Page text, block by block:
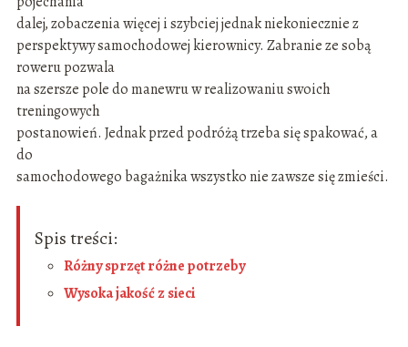
dalej, zobaczenia więcej i szybciej jednak niekoniecznie z
perspektywy samochodowej kierownicy. Zabranie ze sobą
roweru pozwala
na szersze pole do manewru w realizowaniu swoich
treningowych
postanowień. Jednak przed podróżą trzeba się spakować, a
do
samochodowego bagażnika wszystko nie zawsze się zmieści.
Spis treści:
Różny sprzęt różne potrzeby
Wysoka jakość z sieci